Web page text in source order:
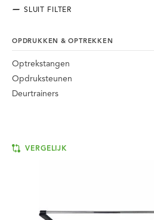
SLUIT FILTER
OPDRUKKEN & OPTREKKEN
Optrekstangen
Opdruksteunen
Deurtrainers
VERGELIJK